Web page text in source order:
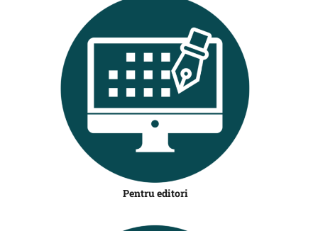
Pentru editori